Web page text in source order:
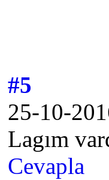
#5
25-10-
Lagım
Cevapla